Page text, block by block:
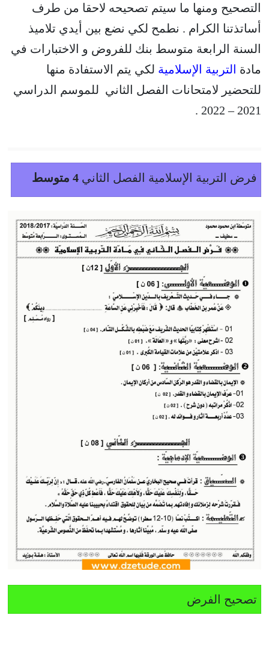
التصحيح ومنها ما سيتم تصحيحه لاحقا من طرف
أساتذتنا الكرام . نطمح لكي نضع بين أيدي تلاميذ
السنة الرابعة متوسط بنك للفروض و الاختبارات في
مادة التربية الإسلامية لكي يتم الاستفادة منها
للتحضير لامتحانات الفصل الثاني للموسم الدراسي
2021 – 2022 .
فرض التربية الإسلامية الفصل الثاني 4 متوسط
تصحيح الفرض